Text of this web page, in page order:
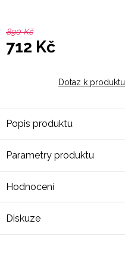
890 Kč
712 Kč
Dotaz k produktu
Popis produktu
Parametry produktu
Hodnocení
Diskuze